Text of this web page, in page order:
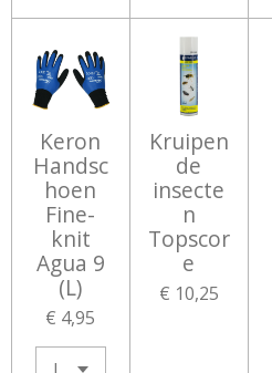
Keron
Handsc
hoen
Fine-
knit
Agua 9
(L)
€ 4,95
Kruipen
de
insecte
n
Topscor
e
€ 10,25